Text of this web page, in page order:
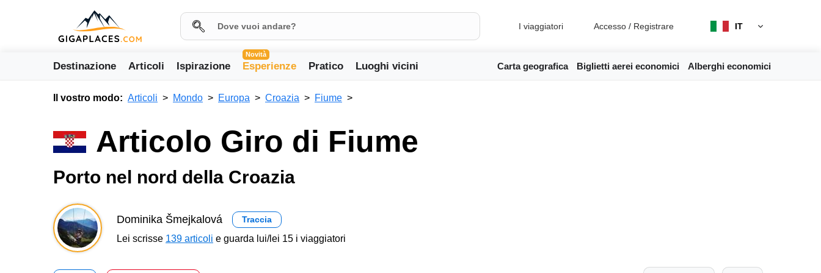
I viaggiatori Accesso / Registrare IT
Destinazione Articoli Ispirazione
Novità
Esperienze Pratico Luoghi vicini Carta geografica Biglietti aerei economici Alberghi economici
Il vostro modo: Articoli Mondo Europa Croazia Fiume
Articolo Giro di Fiume
Porto nel nord della Croazia
Dominika Šmejkalová Traccia
Lei scrisse 139 articoli e guarda lui/lei 15 i viaggiatori